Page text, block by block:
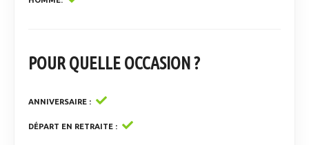
POUR QUELLE OCCASION ?
ANNIVERSAIRE
DÉPART EN RETRAITE